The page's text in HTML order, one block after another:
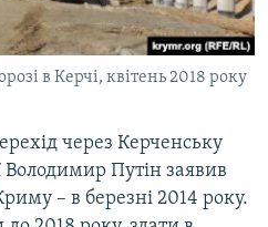
в Керчі, квітень 2018 року
через Керченську
Володимир Путін заявив
– в березні 2014 року.